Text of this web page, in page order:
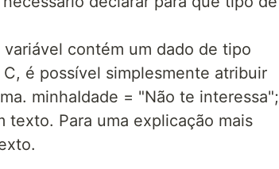
contém um dado de tipo
é possível simplesmente atribuir
minhaIdade = "Não te interessa";
texto. Para uma explicação mais